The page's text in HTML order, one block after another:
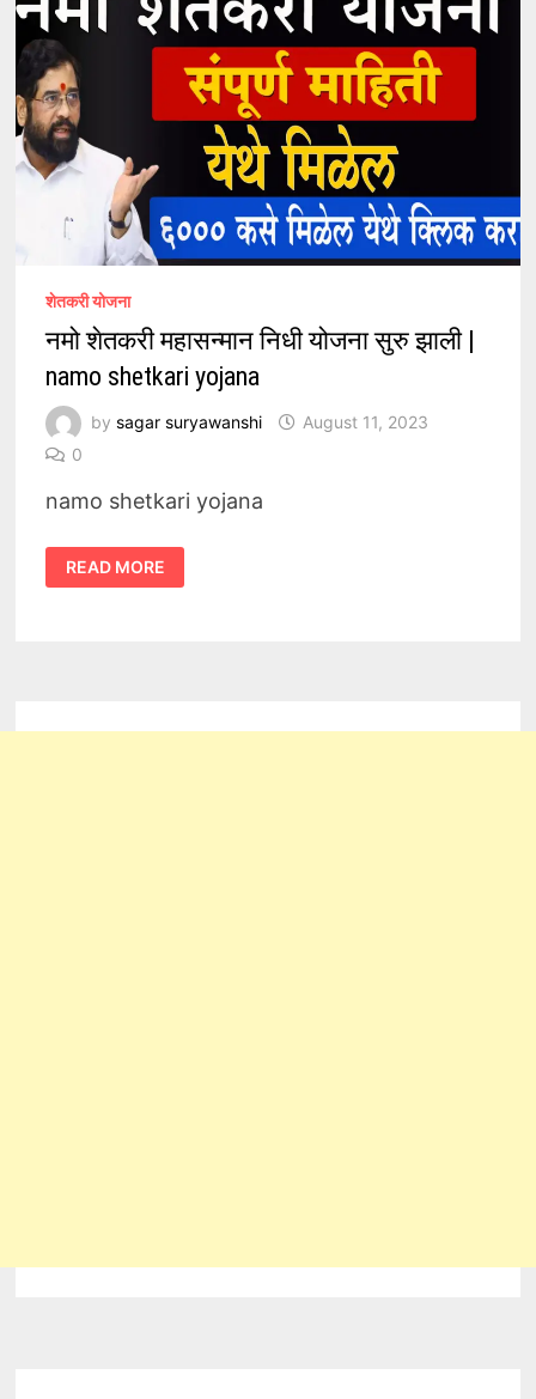
शेतकरी योजना
नमो शेतकरी महासन्मान निधी योजना सुरु झाली |
namo shetkari yojana
by sagar suryawanshi
August 11, 2023
0
namo shetkari yojana
नमो
शेतकरी
महासन्मान
READ MORE